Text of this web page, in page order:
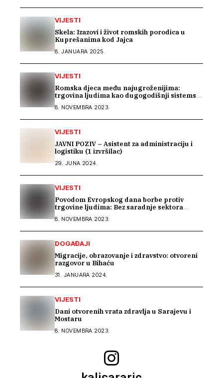
VIJESTI
Skela: Izazovi i život romskih porodica u
Kuprešanima kod Jajca
8. JANUARA 2025.
VIJESTI
Romska djeca među najugroženijima:
trgovina ljudima kao dugogodišnji sistemski
8. NOVEMBRA 2023.
VIJESTI
JAVNI POZIV – Asistent za administraciju i
logistiku (1 izvršilac)
29. JUNA 2024.
VIJESTI
Povodom Evropskog dana borbe protiv
trgovine ljudima: Bez saradnje sektora
8. NOVEMBRA 2023.
DOGAĐAJI
Migracije, obrazovanje i zdravstvo: otvoreni
razgovor u Bihaću
31. JANUARA 2024.
VIJESTI
Dani otvorenih vrata zdravlja u Sarajevu i
Mostaru
8. NOVEMBRA 2023.